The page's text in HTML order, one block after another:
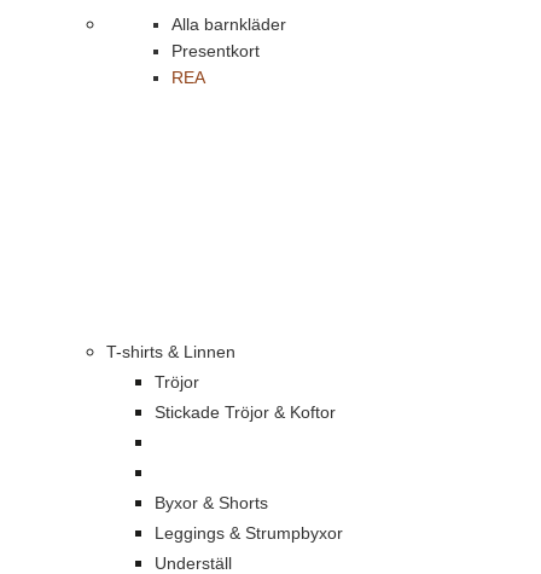
Alla barnkläder
Presentkort
REA
T-shirts & Linnen
Tröjor
Stickade Tröjor & Koftor
Byxor & Shorts
Leggings & Strumpbyxor
Underställ